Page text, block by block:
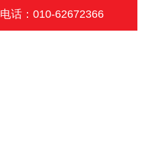
电话：010-62672366